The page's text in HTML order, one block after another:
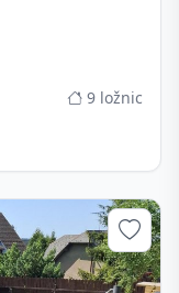
9 ložnic